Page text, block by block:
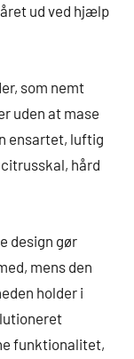
ud ved hjælp
som nemt
uden at mase
ensartet, luftig
hård
design gør
mens den
holder i
funktionalitet,